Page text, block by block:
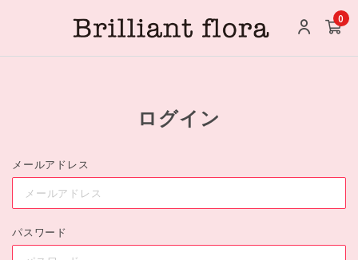
0
ログイン
メールアドレス
パスワード